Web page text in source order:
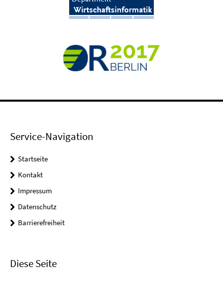
Service-Navigation
Startseite
Kontakt
Impressum
Datenschutz
Barrierefreiheit
Diese Seite